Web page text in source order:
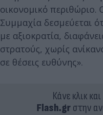
οικονομικό περιθώριο.
Συμμαχία δεσμεύεται
με αξιοκρατία,
στρατούς, χωρίς
σε θέσεις ευθύνης».
Κάνε κλικ
Flash.grστην